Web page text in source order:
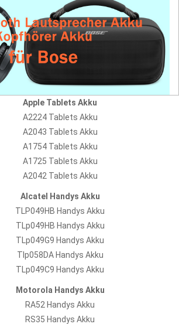
Apple Tablets Akku
A2224 Tablets Akku
A2043 Tablets Akku
A1754 Tablets Akku
A1725 Tablets Akku
A2042 Tablets Akku
Alcatel Handys Akku
TLP049HB Handys Akku
TLp049HB Handys Akku
TLp049G9 Handys Akku
Tlp058DA Handys Akku
TLp049C9 Handys Akku
Motorola Handys Akku
RA52 Handys Akku
RS35 Handys Akku